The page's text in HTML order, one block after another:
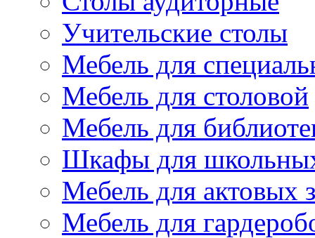
Учительские столы
Мебель для
Мебель для столовой
Мебель для
Шкафы для
Мебель для актовых
Мебель для